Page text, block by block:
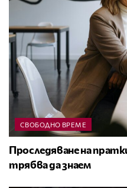
СВОБОДНО ВРЕМЕ
Проследяване на
трябва да знаем